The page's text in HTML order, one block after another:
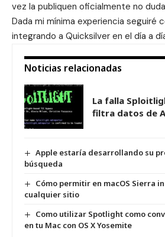
vez la publiquen oficialmente no
Dada mi mínima experiencia seguiré
integrando a Quicksilver en el día a
Noticias relacionadas
La falla
filtra datos de
Apple estaría desarrollando su
búsqueda
Cómo permitir en macOS Sierra
cualquier sitio
Como utilizar Spotlight como
en tu Mac con OS X Yosemite